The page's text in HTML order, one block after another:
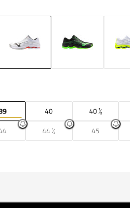
40 40 ½
44 ½ 45